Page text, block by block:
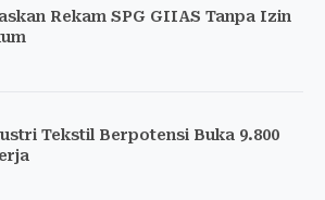
Rekam SPG GIIAS Tanpa Izin
Tekstil Berpotensi Buka 9.800